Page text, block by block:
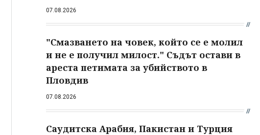
07.08.2026
"Смазването на човек, който се е молил
и не е получил милост." Съдът остави в
ареста петимата за убийството в
Пловдив
07.08.2026
Саудитска Арабия, Пакистан и Турция